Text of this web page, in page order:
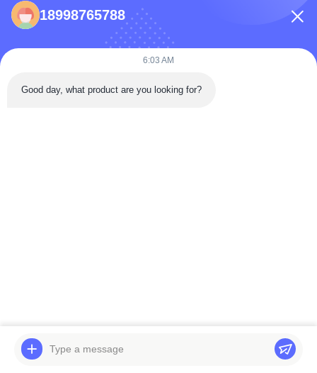
18998765788
6:03 AM
Good day, what product are you looking for?